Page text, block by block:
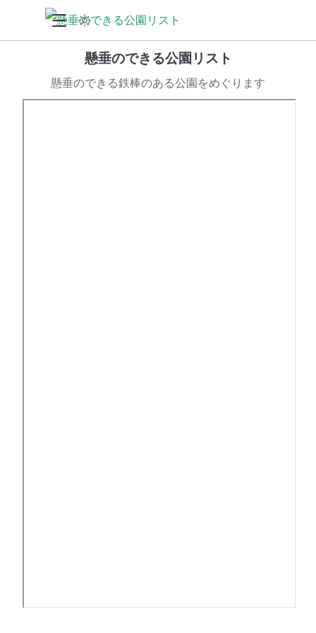
懸垂のできる公園リスト
懸垂のできる鉄棒のある公園をめぐります